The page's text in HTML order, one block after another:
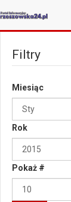
JESTEŚ TUTAJ:
Filtry
Miesiąc
Rok
Pokaż #